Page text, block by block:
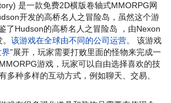
是一款免费2D横版卷轴式MMORPG网
开发的高桥名人之冒险岛，虽然这个游
了Hudson的高桥名人之冒险岛 ，由Nexon
该游戏在全球由不同的公司运营。
该游戏
”展开，玩家需要打败里面的怪物来完成一
游戏，玩家可以自由选择喜欢的技
多种多样的互动方式，例如聊天、交易、